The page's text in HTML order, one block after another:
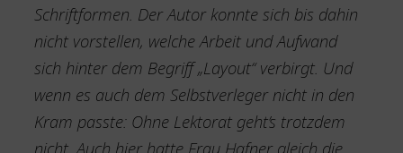
Schriftformen. Der Autor konnte sich bis dahin
nicht vorstellen, welche Arbeit und Aufwand
sich hinter dem Begriff „Layout“ verbirgt. Und
wenn es auch dem Selbstverleger nicht in den
Kram passte: Ohne Lektorat geht’s trotzdem
nicht. Auch hier hatte Frau Hafner gleich die